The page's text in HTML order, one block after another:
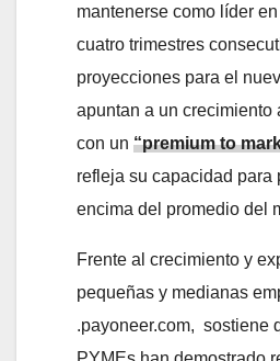
mantenerse como líder
cuatro trimestres
proyecciones para el
apuntan a un crecimiento
con un “premium to
refleja su capacidad para
encima del promedio del
Frente al crecimiento y
pequeñas y medianas
.payoneer.com, sostiene